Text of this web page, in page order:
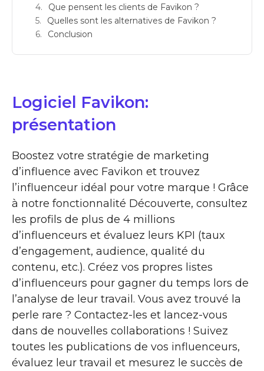
Que pensent les clients de Favikon ?
Quelles sont les alternatives de Favikon ?
Conclusion
Logiciel Favikon:
présentation
Boostez votre stratégie de marketing
d’influence avec Favikon et trouvez
l’influenceur idéal pour votre marque ! Grâce
à notre fonctionnalité Découverte, consultez
les profils de plus de 4 millions
d’influenceurs et évaluez leurs KPI (taux
d’engagement, audience, qualité du
contenu, etc.). Créez vos propres listes
d’influenceurs pour gagner du temps lors de
l’analyse de leur travail. Vous avez trouvé la
perle rare ? Contactez-les et lancez-vous
dans de nouvelles collaborations ! Suivez
toutes les publications de vos influenceurs,
évaluez leur travail et mesurez le succès de